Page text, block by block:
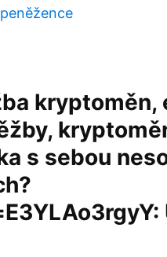
kryptoměn,
s sebou